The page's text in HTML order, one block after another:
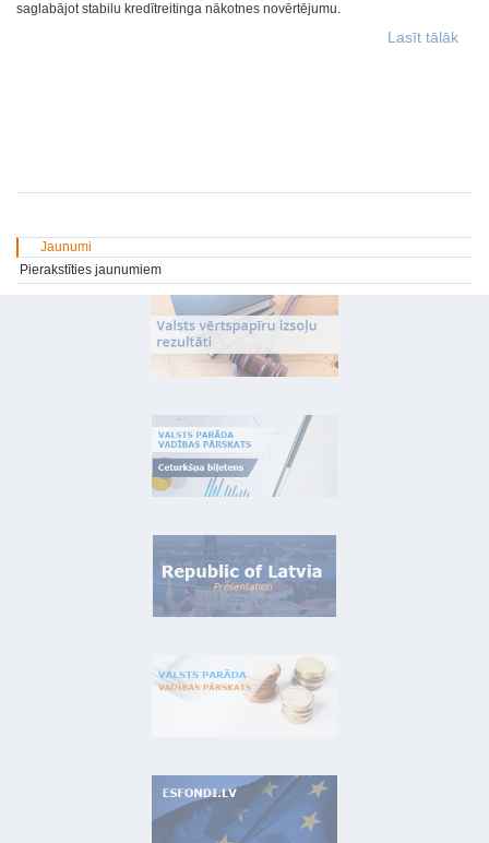
saglabājot stabilu kredītreitinga nākotnes novērtējumu.
Lasīt tālāk
Jaunumi
Pierakstīties jaunumiem